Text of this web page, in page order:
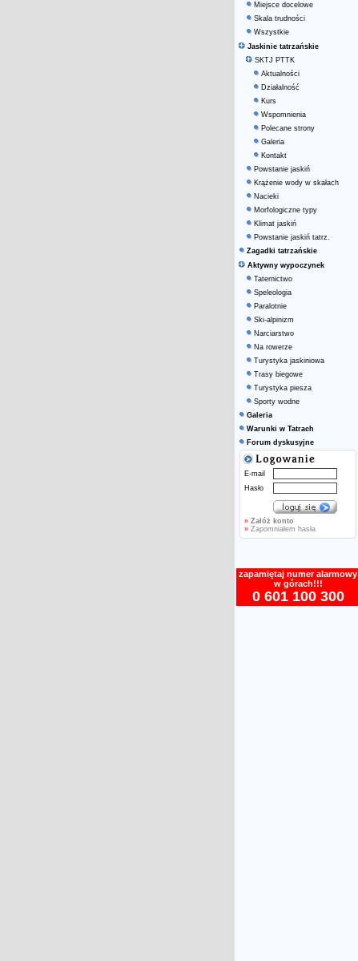
Miejsce docelowe
Skala trudności
Wszystkie
Jaskinie tatrzańskie
SKTJ PTTK
Aktualności
Działalność
Kurs
Wspomnienia
Polecane strony
Galeria
Kontakt
Powstanie jaskiń
Krążenie wody w skałach
Nacieki
Morfologiczne typy
Klimat jaskiń
Powstanie jaskiń tatrz.
Zagadki tatrzańskie
Aktywny wypoczynek
Taternictwo
Speleologia
Paralotnie
Ski-alpinizm
Narciarstwo
Na rowerze
Turystyka jaskiniowa
Trasy biegowe
Turystyka piesza
Sporty wodne
Galeria
Warunki w Tatrach
Forum dyskusyjne
E-mail
Hasło
» Załóż konto
» Zapomniałem hasła
zapamiętaj numer alarmowy
w górach!!!
0 601 100 300